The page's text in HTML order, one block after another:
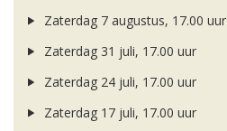
Zaterdag 7 augustus, 17.00 uur
Zaterdag 31 juli, 17.00 uur
Zaterdag 24 juli, 17.00 uur
Zaterdag 17 juli, 17.00 uur